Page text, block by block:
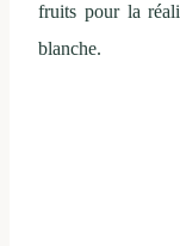
fruits pour la
blanche.